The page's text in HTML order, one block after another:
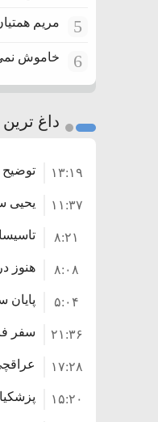
5 مریم
6 خاموش
داغ
توضیح ۱۳:۱۹
یحیی ۱۱:۳۷
۸:۲۱
هنوز ۸:۰۸
پایان ۵:۰۴
سفر ۲۱:۳۶
عراقچی: ۱۷:۲۸
۱۵:۲۰